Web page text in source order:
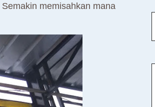
memisahkan mana